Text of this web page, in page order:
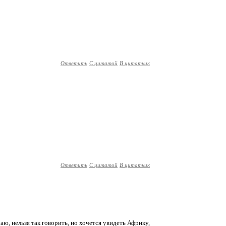
Ответить С цитатой В цитатник
Ответить С цитатой В цитатник
нельзя так говорить, но хочется увидеть Африку,